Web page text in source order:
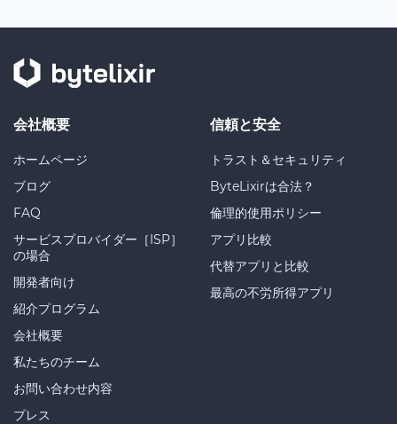
会社概要
ホームページ
ブログ
FAQ
サービスプロバイダー［ISP］
の場合
開発者向け
紹介プログラム
会社概要
私たちのチーム
お問い合わせ内容
プレス
信頼と安全
トラスト＆セキュリティ
ByteLixirは合法？
倫理的使用ポリシー
アプリ比較
代替アプリと比較
最高の不労所得アプリ